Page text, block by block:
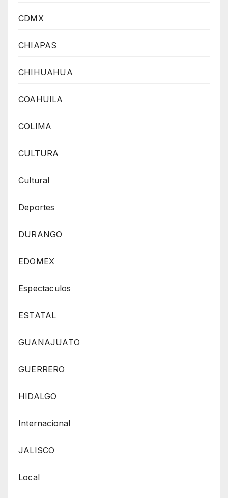
CDMX
CHIAPAS
CHIHUAHUA
COAHUILA
COLIMA
CULTURA
Cultural
Deportes
DURANGO
EDOMEX
Espectaculos
ESTATAL
GUANAJUATO
GUERRERO
HIDALGO
Internacional
JALISCO
Local